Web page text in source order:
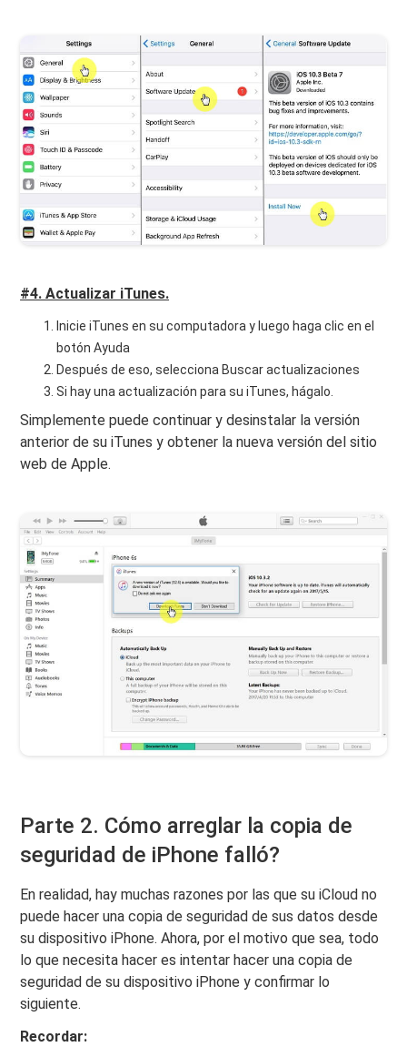
#4. Actualizar iTunes.
Inicie iTunes en su computadora y luego haga clic en el
botón Ayuda
Después de eso, selecciona Buscar actualizaciones
Si hay una actualización para su iTunes, hágalo.
Simplemente puede continuar y desinstalar la versión
anterior de su iTunes y obtener la nueva versión del sitio
web de Apple.
Parte 2. Cómo arreglar la copia de
seguridad de iPhone falló?
En realidad, hay muchas razones por las que su iCloud no
puede hacer una copia de seguridad de sus datos desde
su dispositivo iPhone. Ahora, por el motivo que sea, todo
lo que necesita hacer es intentar hacer una copia de
seguridad de su dispositivo iPhone y confirmar lo
siguiente.
Recordar: